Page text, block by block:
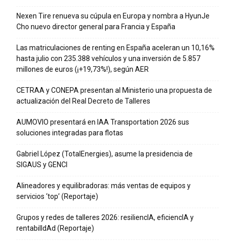
Nexen Tire renueva su cúpula en Europa y nombra a HyunJe
Cho nuevo director general para Francia y España
Las matriculaciones de renting en España aceleran un 10,16%
hasta julio con 235.388 vehículos y una inversión de 5.857
millones de euros (¡+19,73%!), según AER
CETRAA y CONEPA presentan al Ministerio una propuesta de
actualización del Real Decreto de Talleres
AUMOVIO presentará en IAA Transportation 2026 sus
soluciones integradas para flotas
Gabriel López (TotalEnergies), asume la presidencia de
SIGAUS y GENCI
Alineadores y equilibradoras: más ventas de equipos y
servicios ‘top’ (Reportaje)
Grupos y redes de talleres 2026: resiliencIA, eficiencIA y
rentabilIdAd (Reportaje)